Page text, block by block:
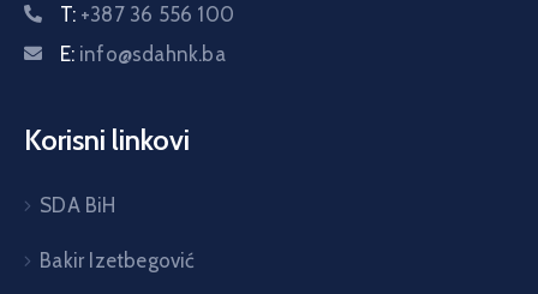
T: +387 36 556 100
E: info@sdahnk.ba
Korisni linkovi
SDA BiH
Bakir Izetbegović